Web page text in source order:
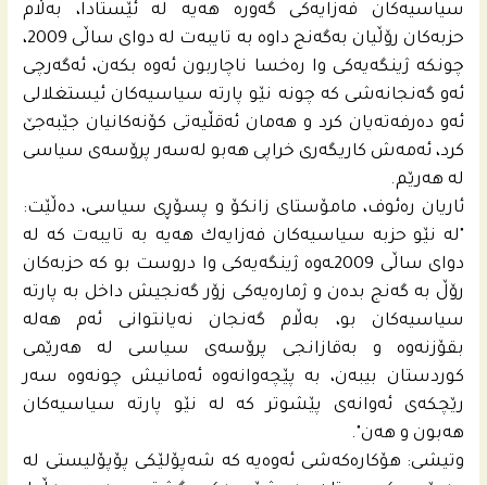
سیاسیه‌كان فه‌زایه‌كى گه‌وره‌ هه‌یه‌ له‌ ئێستادا، به‌ڵام
حزبه‌كان رۆڵیان به‌گه‌نج داوه‌ به‌ تایبه‌ت له‌ دواى ساڵى 2009،
چونكه‌ ژینگه‌یه‌كى وا ره‌خسا ناچاربون ئه‌وه‌ بكه‌ن، ئه‌گه‌رچى
ئه‌و گه‌نجانه‌شى كه‌ چونه‌ نێو پارته‌ سیاسیه‌كان ئیستغلالى
ئه‌و ده‌رفه‌ته‌یان كرد و هه‌مان ئه‌قڵیه‌تى كۆنه‌كانیان جێبه‌جێ
كرد، ئه‌مه‌ش كاریگه‌رى خراپى هه‌بو له‌سه‌ر پرۆسه‌ى سیاسى
له‌ هه‌رێم.
ئاریان ره‌ئوف، مامۆستاى زانكۆ و پسۆڕى سیاسى، ده‌ڵێت:
"له‌ نێو حزبه‌ سیاسیه‌كان فه‌زایه‌ك هه‌یه‌ به‌ تایبه‌ت كه‌ له‌
دواى ساڵى 2009ـه‌وه‌ ژینگه‌یه‌كى وا دروست بو كه‌ حزبه‌كان
رۆڵ به‌ گه‌نج بده‌ن و ژماره‌یه‌كى زۆر گه‌نجیش داخل به‌ پارته‌
سیاسیه‌كان بو، به‌ڵام گه‌نجان نه‌یانتوانى ئه‌م هه‌له‌
بقۆزنه‌وه‌ و به‌قازانجى پرۆسه‌ى سیاسى له‌ هه‌رێمى
كوردستان بیبه‌ن، به‌ پێچه‌وانه‌وه‌ ئه‌مانیش چونه‌وه‌ سه‌ر
رێچكه‌ى ئه‌وانه‌ى پێشوتر كه‌ له‌ نێو پارته‌ سیاسیه‌كان
هه‌بون و هه‌ن".
وتیشى: هۆكاره‌كه‌شى ئه‌وه‌یه‌ كه‌ شه‌پۆلێكى پۆپۆلیستی له‌